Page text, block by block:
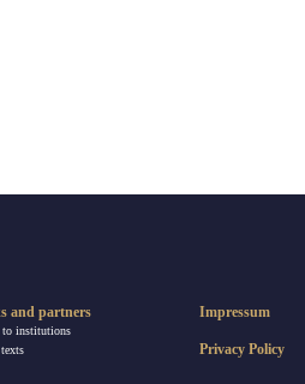
and partners
institutions
Impressum
Privacy Policy